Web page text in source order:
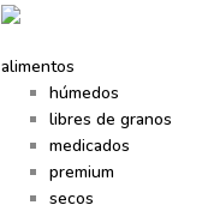
alimentos
húmedos
libres de granos
medicados
premium
secos